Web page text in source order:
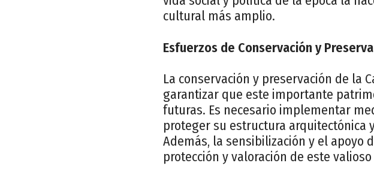
cultural más amplio.
Esfuerzos de Conservación y
La conservación y preservación de la
garantizar que este importante
futuras. Es necesario implementar
proteger su estructura
Además, la sensibilización y el apoyo
protección y valoración de este